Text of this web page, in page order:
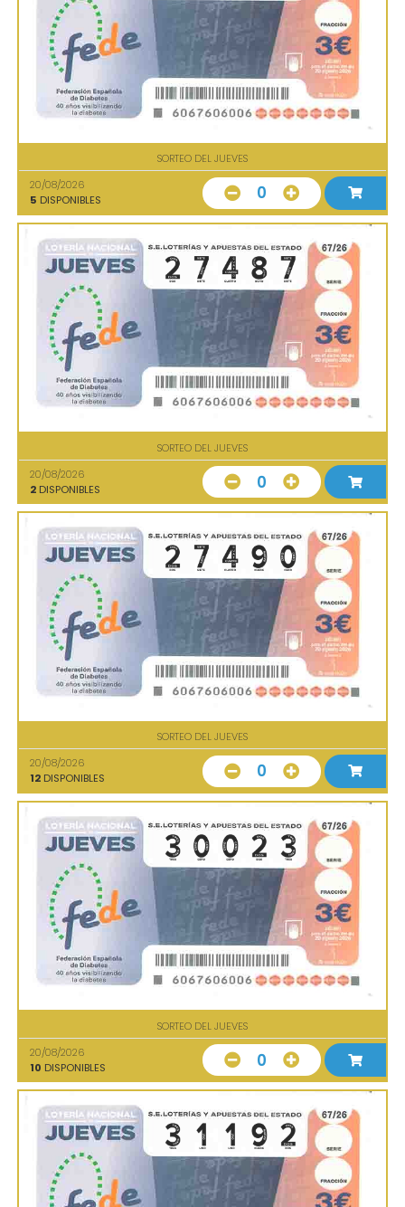
SORTEO DEL JUEVES
20/08/2026
5 DISPONIBLES 0
SORTEO DEL JUEVES
20/08/2026
2 DISPONIBLES 0
SORTEO DEL JUEVES
20/08/2026
12 DISPONIBLES 0
SORTEO DEL JUEVES
20/08/2026
10 DISPONIBLES 0